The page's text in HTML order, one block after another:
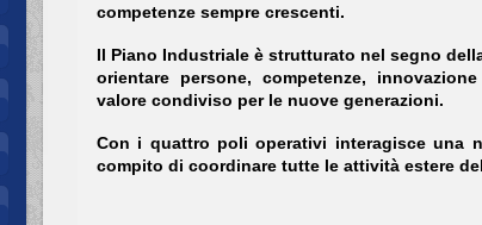
competenze sempre crescenti.
Il Piano Industriale è strutturato nel segno
orientare persone, competenze,
valore condiviso per le nuove generazioni.
Con i quattro poli operativi interagisce una
compito di coordinare tutte le attività estere